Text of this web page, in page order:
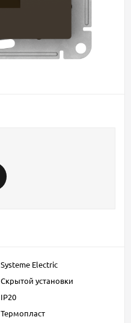
Systeme Electric
Скрытой установки
IP20
Термопласт